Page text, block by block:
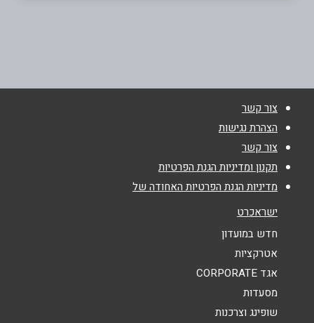
שם מלא
טלפון*
נושא*
אנא חזרו אלי בקשר ל...
הודעה*
צור קשר
הצהרת נגישות
צור קשר
תקנון ומדיניות הגנת הפרטיות
מדיניות הגנת הפרטיות האחודה של
ישראכרט
חדש במועדון
אטרקציות
אגד CORPORATE
מסעדות
שופינג וצרכנות